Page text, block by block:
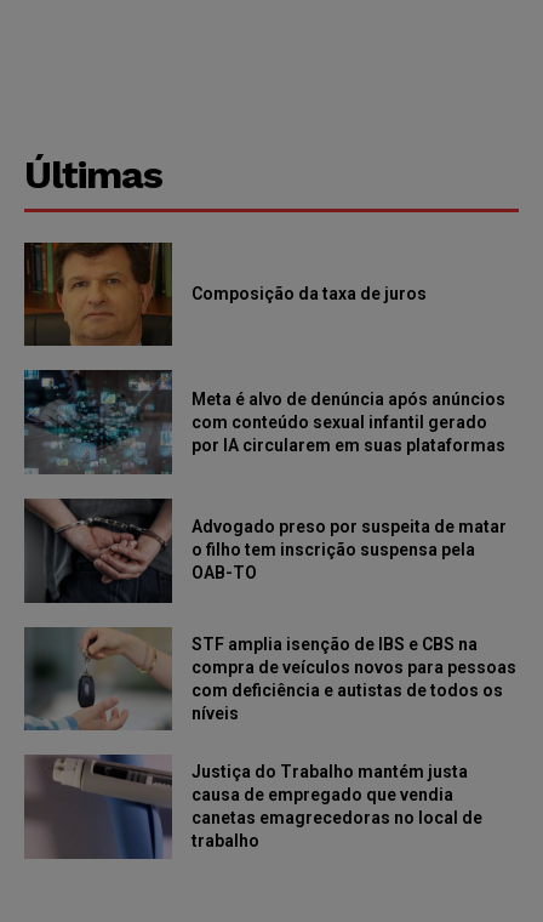
Últimas
Composição da taxa de juros
Meta é alvo de denúncia após anúncios
com conteúdo sexual infantil gerado
por IA circularem em suas plataformas
Advogado preso por suspeita de matar
o filho tem inscrição suspensa pela
OAB-TO
STF amplia isenção de IBS e CBS na
compra de veículos novos para pessoas
com deficiência e autistas de todos os
níveis
Justiça do Trabalho mantém justa
causa de empregado que vendia
canetas emagrecedoras no local de
trabalho